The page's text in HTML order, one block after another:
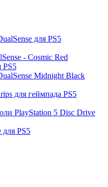
для PS5
- Cosmic Red
PS5
Midnight Black
для геймпада PS5
PlayStation 5 Disc Drive
для PS5